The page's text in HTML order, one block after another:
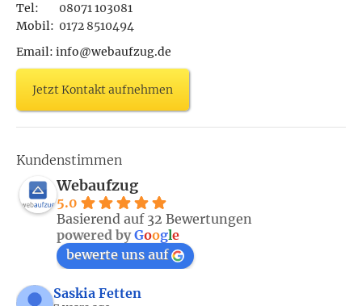
Tel:
08071 103081
Mobil: 0172 8510494
Email: info@webaufzug.de
Jetzt Kontakt aufnehmen
Kundenstimmen
Webaufzug
5.0
Basierend auf 32 Bewertungen
powered byGoogle
bewerte uns auf
Saskia Fetten